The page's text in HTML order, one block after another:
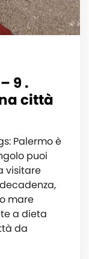
9 .
città
Palermo è
puoi
visitare
mare
a dieta
da